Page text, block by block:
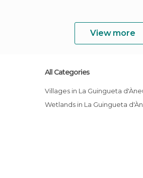
View more
All Categories
Villages in La Guingueta
Wetlands in La Guingueta